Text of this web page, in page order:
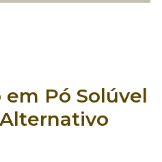
Pó Solúvel